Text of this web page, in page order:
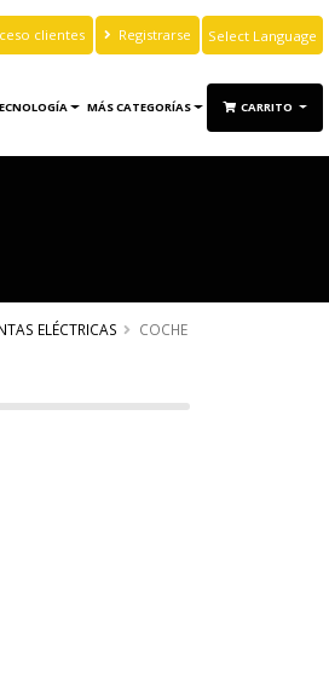
clientes Registrarse
Translate
MÁS CATEGORÍAS CARRITO
ELÉCTRICAS COCHE